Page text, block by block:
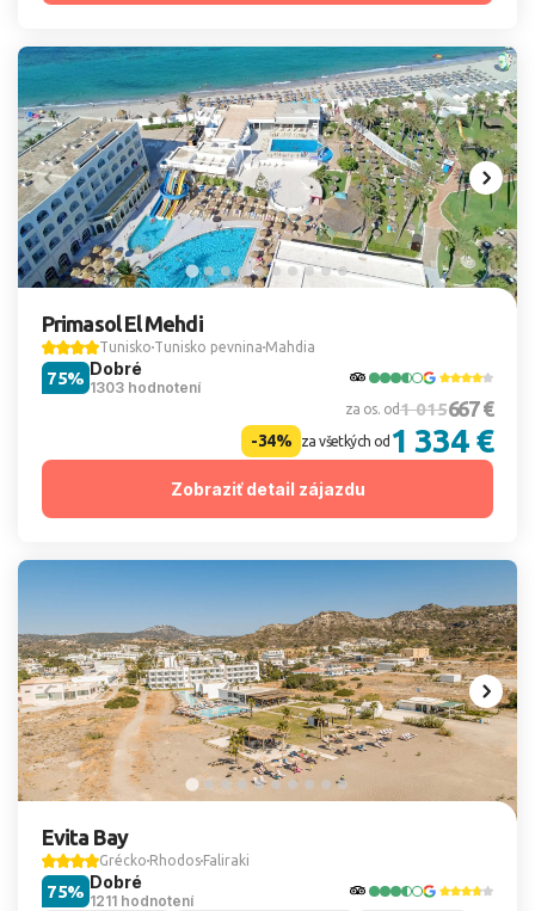
Primasol El Mehdi
Tunisko Tunisko pevnina Mahdia
Dobré
1303 hodnotení
75%
za os. od1 015667 €
-34% za všetkých od 1 334 €
Zobraziť detail zájazdu
Evita Bay
Grécko Rhodos Faliraki
Dobré
1211 hodnotení
75%